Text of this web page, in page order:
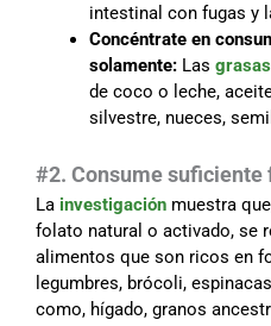
intestinal con fugas y
Concéntrate en
solamente: Las
de coco o leche,
silvestre, nueces,
#2. Consume
La investigación muestra
folato natural o activado, se
alimentos que son ricos en
legumbres, brócoli,
como, hígado, granos